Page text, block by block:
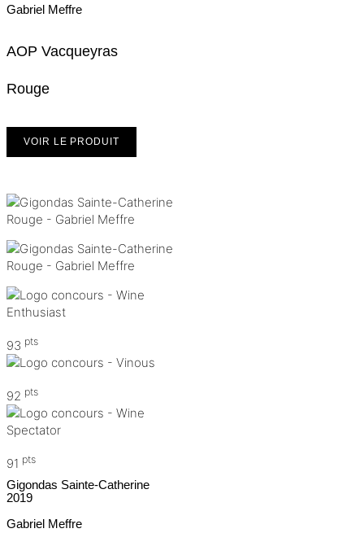
Gabriel Meffre
AOP Vacqueyras
Rouge
VOIR LE PRODUIT
93 pts
92 pts
91 pts
Gigondas Sainte-Catherine
2019
Gabriel Meffre